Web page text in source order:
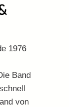
1976
Band
von